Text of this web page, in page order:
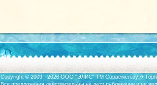
Copyright © 2009 - 2026 ООО "ЭЛИС" ТМ Сорвемся.ру ✈